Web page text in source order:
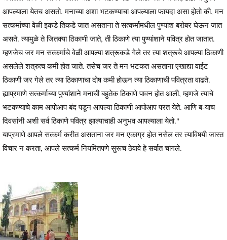
आपल्याला येतच असतो. मनाच्या अशा भटकण्याचा आपल्याला फायदा असा होतो की, मन
सत्कर्माच्या वेळी इकडे तिकडे जात असताना ते सत्कर्मामधील पुण्यांश बरोबर घेऊन जात
असते. त्यामुळे ते जितक्या ठिकाणी जाते, ती ठिकाणे त्या पुण्यांशाने पवित्र होत जातात.
म्हणजेच जर मन सत्कर्माचे वेळी आपल्या शत्रूकडे गेले तर त्या शत्रूचे आपल्या ठिकाणी
असलेले शत्रुत्व कमी होत जाते. तसेच जर ते मन भटकत असताना एखाद्या वाईट
ठिकाणी जर गेले तर त्या ठिकाणाचा दोष कमी होऊन त्या ठिकाणाची पवित्रता वाढते.
ह्याप्रमाणे सत्कर्माच्या पुण्यांशाने मनाची बहुतेक ठिकाणे पावन होत आली, म्हणजे त्याचे
भटकण्याचे काम आपोआप बंद पडून आपल्या ठिकाणी आपोआप परत येते. आणि ब-याच
दिवसांनी अशी सर्व ठिकाणे पवित्र झाल्याचाही अनुभव आपल्याला येतो."
याप्रमाणे आपले सत्कर्म करीत असताना जर मन एकाग्र होत नसेल तर त्याविषयी जास्त
विचार न करता, आपले सत्कर्म नियमितपणे सुरूच ठेवावे हे सर्वात चांगले.